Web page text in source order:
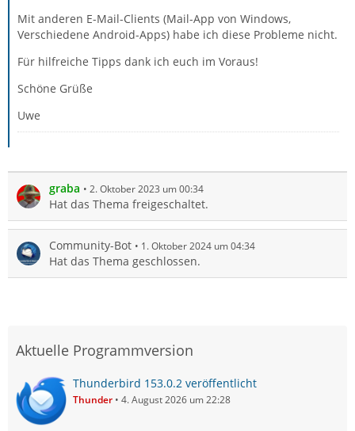
Mit anderen E-Mail-Clients (Mail-App von Windows,
Verschiedene Android-Apps) habe ich diese Probleme nicht.
Für hilfreiche Tipps dank ich euch im Voraus!
Schöne Grüße
Uwe
graba 2. Oktober 2023 um 00:34
Hat das Thema freigeschaltet.
Community-Bot 1. Oktober 2024 um 04:34
Hat das Thema geschlossen.
Aktuelle Programmversion
Thunderbird 153.0.2 veröffentlicht
Thunder 4. August 2026 um 22:28